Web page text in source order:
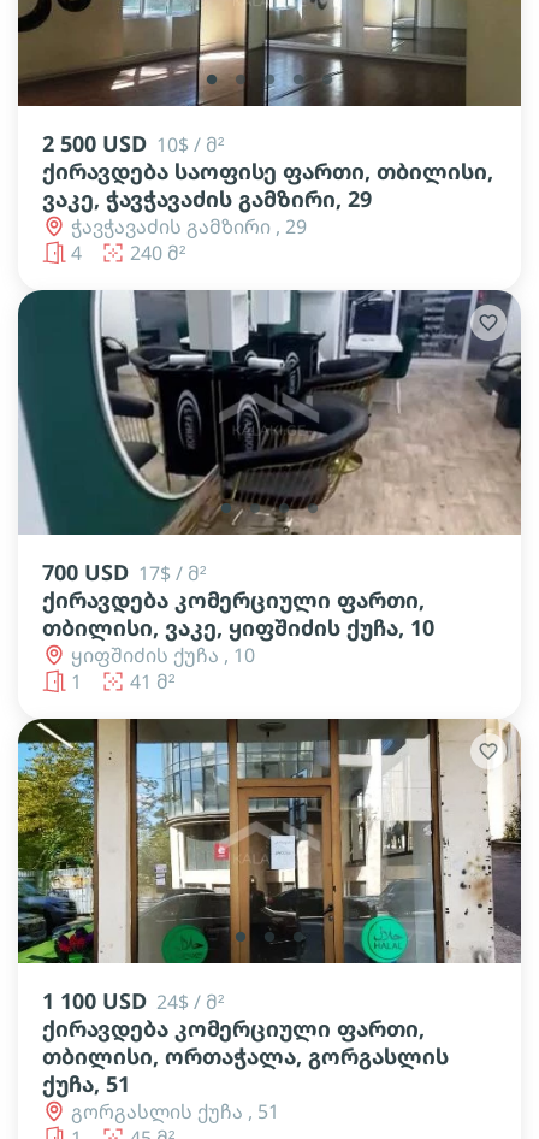
lens lens lens lens lens
2 500 USD 10$ / მ²
ქირავდება საოფისე ფართი, თბილისი,
ვაკე, ჭავჭავაძის გამზირი, 29
ჭავჭავაძის გამზირი , 29
4
240 მ²
lens lens lens lens
700 USD 17$ / მ²
ქირავდება კომერციული ფართი,
თბილისი, ვაკე, ყიფშიძის ქუჩა, 10
ყიფშიძის ქუჩა , 10
1
41 მ²
lens lens lens
1 100 USD 24$ / მ²
ქირავდება კომერციული ფართი,
თბილისი, ორთაჭალა, გორგასლის
ქუჩა, 51
გორგასლის ქუჩა , 51